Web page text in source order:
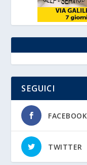
SEGUICI
FACEBOOK
TWITTER